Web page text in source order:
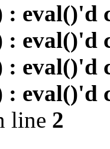
: eval()'d
: eval()'d
: eval()'d
: eval()'d
line 2